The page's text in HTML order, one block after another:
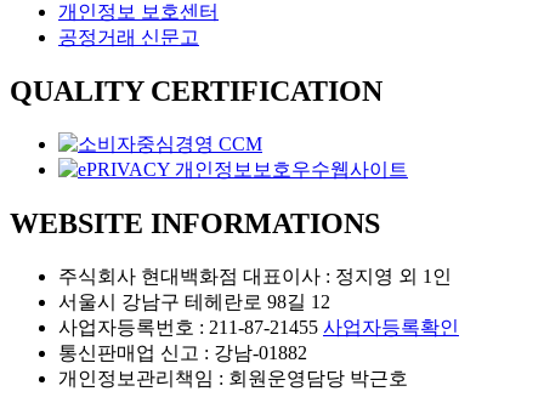
개인정보 보호센터
공정거래 신문고
QUALITY CERTIFICATION
WEBSITE INFORMATIONS
주식회사 현대백화점 대표이사 : 정지영 외 1인
서울시 강남구 테헤란로 98길 12
사업자등록번호 : 211-87-21455 사업자등록확인
통신판매업 신고 : 강남-01882
개인정보관리책임 : 회원운영담당 박근호